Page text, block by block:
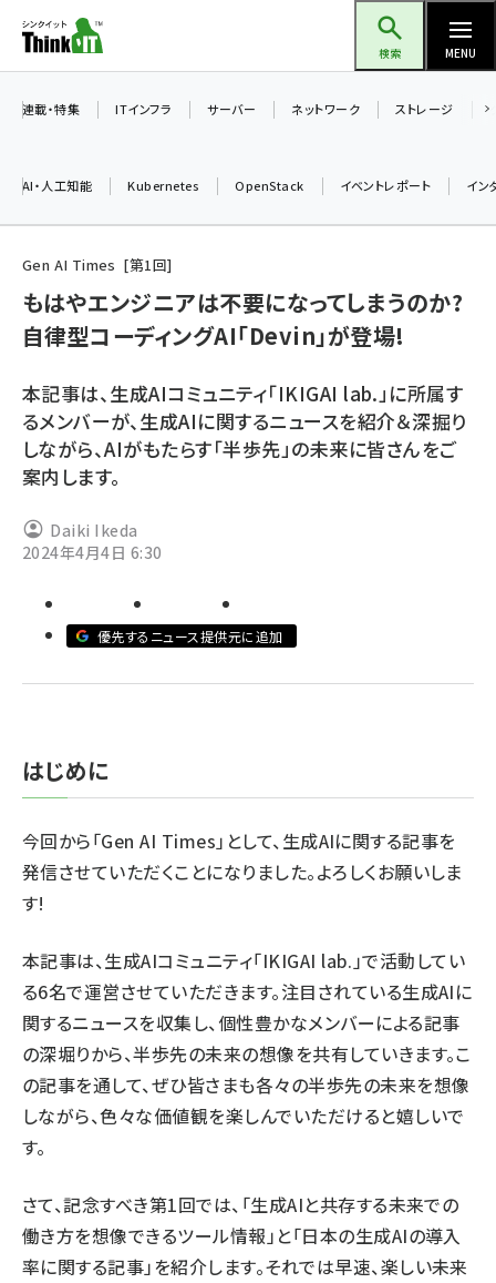
ン
ツ
検索 MENU
加藤銘のチーム貢献～仲間と築いた勝利の絆～ (2329)
iot女子会 (2295)
drupal (1966)
genai (1494)
ai crunch (1365)
連載・特集 ITインフラ サーバー ネットワーク ストレージ
AI・人工知能 Kubernetes OpenStack イベントレポート イン
Gen AI Times 第1回
もはやエンジニアは不要になってしまうのか?
自律型コーディングAI「Devin」が登場!
本記事は、生成AIコミュニティ「IKIGAI lab.」に所属す
るメンバーが、生成AIに関するニュースを紹介＆深掘り
しながら、AIがもたらす「半歩先」の未来に皆さんをご
案内します。
Daiki Ikeda
2024年4月4日 6:30
優先するニュース提供元に追加
はじめに
今回から「Gen AI Times」として、生成AIに関する記事を
発信させていただくことになりました。よろしくお願いしま
す!
本記事は、生成AIコミュニティ「IKIGAI lab.」で活動してい
る6名で運営させていただきます。注目されている生成AIに
関するニュースを収集し、個性豊かなメンバーによる記事
の深堀りから、半歩先の未来の想像を共有していきます。こ
の記事を通して、ぜひ皆さまも各々の半歩先の未来を想像
しながら、色々な価値観を楽しんでいただけると嬉しいで
す。
さて、記念すべき第1回では、「生成AIと共存する未来での
働き方を想像できるツール情報」と「日本の生成AIの導入
率に関する記事」を紹介します。それでは早速、楽しい未来